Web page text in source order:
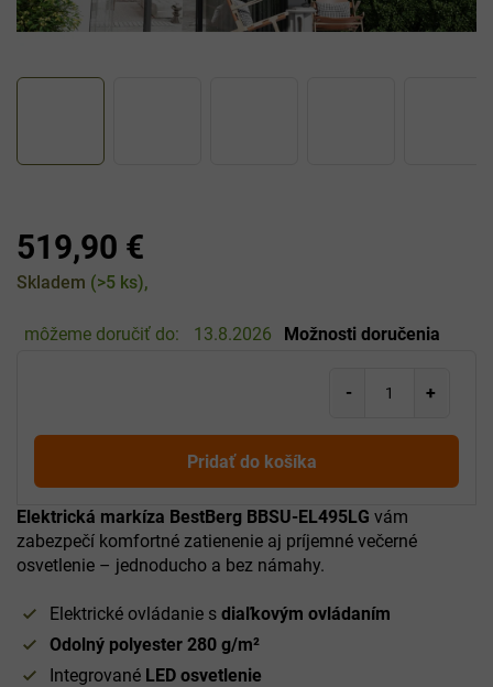
519,90 €
Jednotková
Skladem (>5 ks)
môžeme doručiť do: 13.8.2026 Možnosti doručenia
Pridať do košíka
Elektrická markíza BestBerg BBSU-EL495LG vám
zabezpečí komfortné zatienenie aj príjemné večerné
osvetlenie – jednoducho a bez námahy.
Elektrické ovládanie s diaľkovým ovládaním
Odolný polyester 280 g/m²
Integrované LED osvetlenie